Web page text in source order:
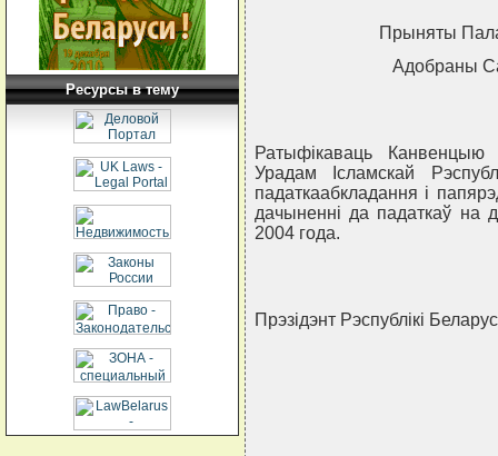
Ресурсы в тему
Прыняты
Адобраны
Ратыфiкаваць
Урадам Iсламскай
падаткаабкладання i
дачыненнi да падаткаў на
2004 года.
Прэзiдэнт Рэспублiкi